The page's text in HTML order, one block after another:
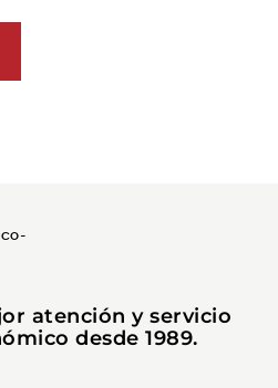
atención y servicio
desde 1989.